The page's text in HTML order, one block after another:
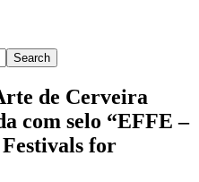
de Cerveira
com selo “EFFE –
for